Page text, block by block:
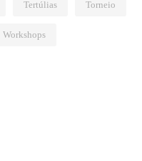
Tertúlias Torneio
Workshops